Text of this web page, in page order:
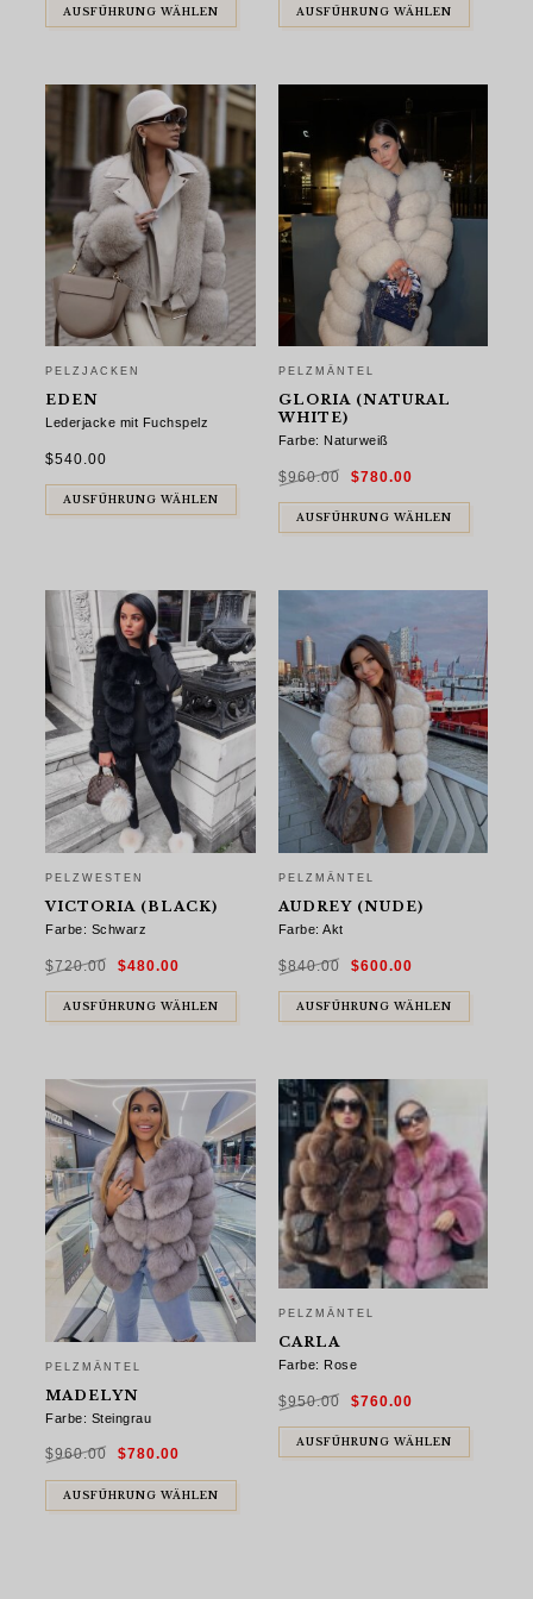
AUSFÜHRUNG WÄHLEN AUSFÜHRUNG WÄHLEN
PELZJACKEN
EDEN
Lederjacke mit Fuchspelz
$540.00
AUSFÜHRUNG WÄHLEN
PELZMÄNTEL
GLORIA (NATURAL
WHITE)
Farbe: Naturweiß
$960.00
Ursprünglicher
Preis
$960.00
$780.00Preis
$780.00.
AUSFÜHRUNG WÄHLEN
PELZWESTEN
VICTORIA (BLACK)
Farbe: Schwarz
$720.00
Ursprünglicher
Preis
$720.00
$480.00
$480.00.
AUSFÜHRUNG WÄHLEN
PELZMÄNTEL
AUDREY (NUDE)
Farbe: Akt
$840.00
Ursprünglicher
Preis
$840.00
$600.00Preis
$600.00.
AUSFÜHRUNG WÄHLEN
PELZMÄNTEL
MADELYN
Farbe: Steingrau
$960.00
Ursprünglicher
Preis
$960.00
$780.00
$780.00.
AUSFÜHRUNG WÄHLEN
PELZMÄNTEL
CARLA
Farbe: Rose
$950.00
Ursprünglicher
Preis
$950.00
$760.00Preis
$760.00.
AUSFÜHRUNG WÄHLEN